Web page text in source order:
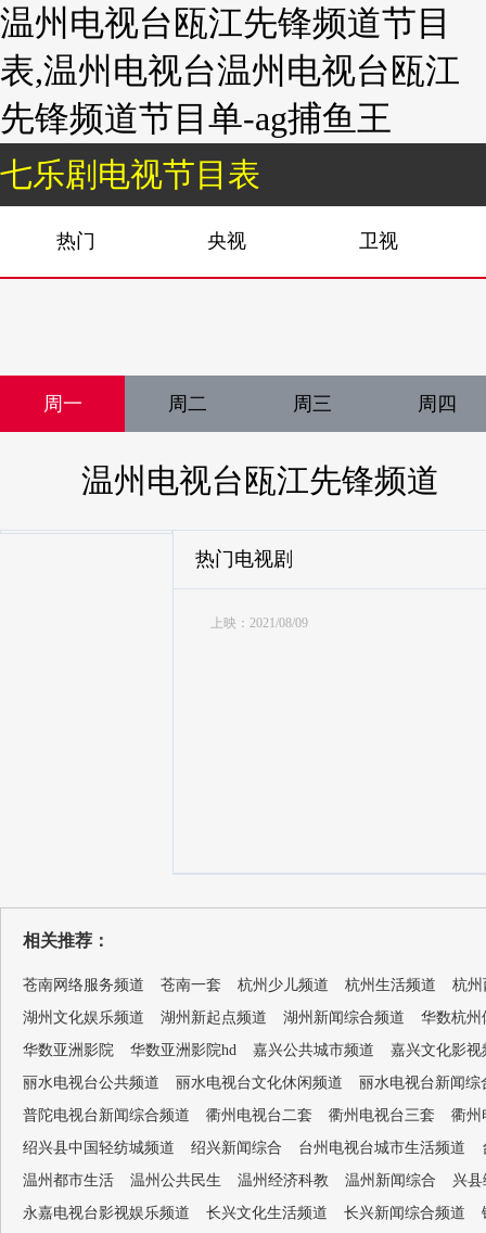
温州电视台瓯江先锋频道节目
表,温州电视台温州电视台瓯江
先锋频道节目单-ag捕鱼王
七乐剧电视节目表
热门 央视 卫视
周一 周二 周三 周四
温州电视台瓯江先锋频道
热门电视剧
上映：2021/08/09
相关推荐：
苍南网络服务频道 苍南一套 杭州少儿频道 杭州生活频道
杭州
湖州文化娱乐频道
湖州新起点频道 湖州新闻综合频道
华数杭州
华数亚洲影院
华数亚洲影院hd 嘉兴公共城市频道
嘉兴文化影视
丽水电视台公共频道
丽水电视台文化休闲频道
丽水电视台新闻综
普陀电视台新闻综合频道
衢州电视台二套 衢州电视台三套
衢州
绍兴县中国轻纺城频道
绍兴新闻综合 台州电视台城市生活频道
温州都市生活
温州公共民生 温州经济科教 温州新闻综合
兴
永嘉电视台影视娱乐频道
长兴文化生活频道 长兴新闻综合频道